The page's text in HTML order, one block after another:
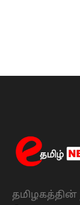
தமிழகத்தின்